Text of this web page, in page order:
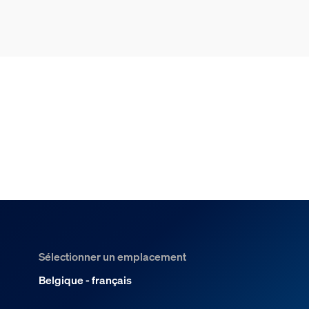
Sélectionner un emplacement
Belgique - français